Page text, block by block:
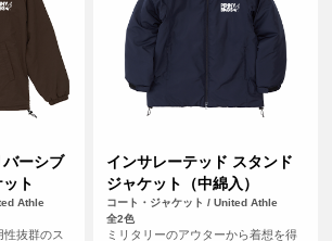
ーシブ
ト
Athle
性抜群のス
インサレーテッド スタンド
ジャケット（中綿入）
コート・ジャケット / United Athle
全2色
ミリタリーのアウターから着想を得